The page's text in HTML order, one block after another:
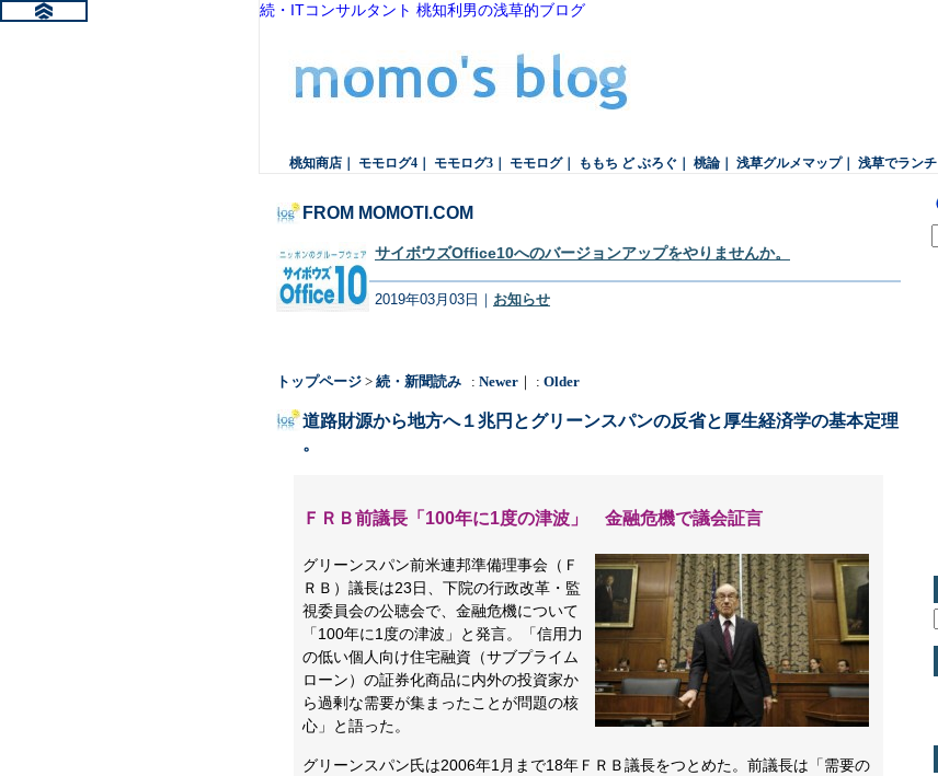
続・ITコンサルタント 桃知利男の浅草的ブログ
桃知商店 モモログ4 モモログ3 モモログ｜ ももち ど ぶろぐ 桃論 浅草グルメマップ｜ 浅草でランチ
FROM MOMOTI.COM
サイボウズOffice10へのバージョンアップをやりませんか。
2019年03月03日｜ お知らせ
トップページ > 続・新聞読み : Newer ｜ : Older
道路財源から地方へ１兆円とグリーンスパンの反省と厚生経済学の基本定理
。
ＦＲＢ前議長「100年に1度の津波」 金融危機で議会証言
グリーンスパン前米連邦準備理事会（Ｆ
ＲＢ）議長は23日、下院の行政改革・監
視委員会の公聴会で、金融危機について
「100年に1度の津波」と発言。「信用力
の低い個人向け住宅融資（サブプライム
ローン）の証券化商品に内外の投資家か
ら過剰な需要が集まったことが問題の核
心」と語った。
グリーンスパン氏は2006年1月まで18年ＦＲＢ議長をつとめた。前議長は「需要の